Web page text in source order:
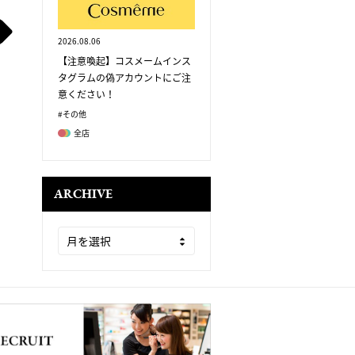
2026.08.06
【注意喚起】コスメームインス
タグラムの偽アカウントにご注
意ください！
#その他
全店
ARCHIVE